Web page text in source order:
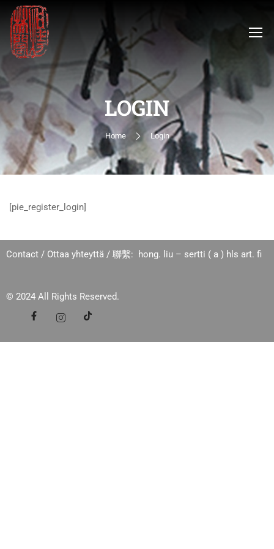
LOGIN
Home Login
[pie_register_login]
Contact / Ottaa yhteyttä / 聯繫: hong. liu – sertti ( a ) hls art. fi
© 2024 All Rights Reserved.